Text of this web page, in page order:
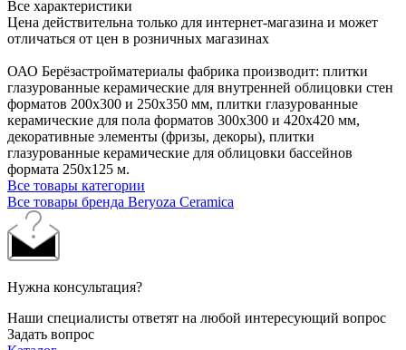
Все характеристики
Цена действительна только для интернет-магазина и может
отличаться от цен в розничных магазинах
ОАО Берёзастройматериалы фабрика производит: плитки
глазурованные керамические для внутренней облицовки стен
форматов 200х300 и 250х350 мм, плитки глазурованные
керамические для пола форматов 300х300 и 420х420 мм,
декоративные элементы (фризы, декоры), плитки
глазурованные керамические для облицовки бассейнов
формата 250х125 м.
Все товары категории
Все товары бренда Beryoza Ceramica
Нужна консультация?
Наши специалисты ответят на любой интересующий вопрос
Задать вопрос